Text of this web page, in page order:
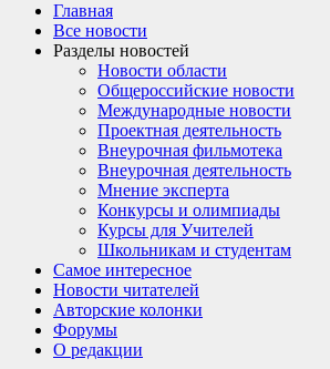
Главная
Все новости
Разделы новостей
Новости области
Общероссийские новости
Международные новости
Проектная деятельность
Внеурочная фильмотека
Внеурочная деятельность
Мнение эксперта
Конкурсы и олимпиады
Курсы для Учителей
Школьникам и студентам
Самое интересное
Новости читателей
Авторские колонки
Форумы
О редакции